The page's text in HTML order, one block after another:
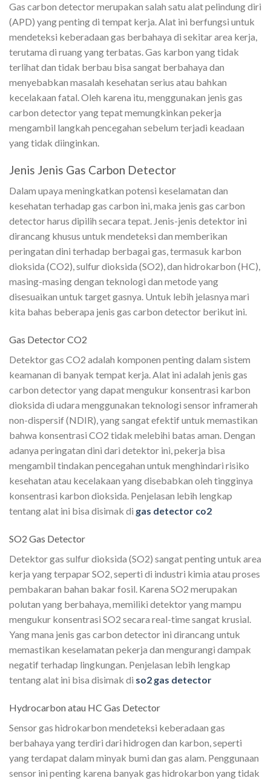
Gas carbon detector merupakan salah satu alat pelindung diri
(APD) yang penting di tempat kerja. Alat ini berfungsi untuk
mendeteksi keberadaan gas berbahaya di sekitar area kerja,
terutama di ruang yang terbatas. Gas karbon yang tidak
terlihat dan tidak berbau bisa sangat berbahaya dan
menyebabkan masalah kesehatan serius atau bahkan
kecelakaan fatal. Oleh karena itu, menggunakan jenis gas
carbon detector yang tepat memungkinkan pekerja
mengambil langkah pencegahan sebelum terjadi keadaan
yang tidak diinginkan.
Jenis Jenis Gas Carbon Detector
Dalam upaya meningkatkan potensi keselamatan dan
kesehatan terhadap gas carbon ini, maka jenis gas carbon
detector harus dipilih secara tepat. Jenis-jenis detektor ini
dirancang khusus untuk mendeteksi dan memberikan
peringatan dini terhadap berbagai gas, termasuk karbon
dioksida (CO2), sulfur dioksida (SO2), dan hidrokarbon (HC),
masing-masing dengan teknologi dan metode yang
disesuaikan untuk target gasnya. Untuk lebih jelasnya mari
kita bahas beberapa jenis gas carbon detector berikut ini.
Gas Detector CO2
Detektor gas CO2 adalah komponen penting dalam sistem
keamanan di banyak tempat kerja. Alat ini adalah jenis gas
carbon detector yang dapat mengukur konsentrasi karbon
dioksida di udara menggunakan teknologi sensor inframerah
non-dispersif (NDIR), yang sangat efektif untuk memastikan
bahwa konsentrasi CO2 tidak melebihi batas aman. Dengan
adanya peringatan dini dari detektor ini, pekerja bisa
mengambil tindakan pencegahan untuk menghindari risiko
kesehatan atau kecelakaan yang disebabkan oleh tingginya
konsentrasi karbon dioksida. Penjelasan lebih lengkap
tentang alat ini bisa disimak di gas detector co2
SO2 Gas Detector
Detektor gas sulfur dioksida (SO2) sangat penting untuk area
kerja yang terpapar SO2, seperti di industri kimia atau proses
pembakaran bahan bakar fosil. Karena SO2 merupakan
polutan yang berbahaya, memiliki detektor yang mampu
mengukur konsentrasi SO2 secara real-time sangat krusial.
Yang mana jenis gas carbon detector ini dirancang untuk
memastikan keselamatan pekerja dan mengurangi dampak
negatif terhadap lingkungan. Penjelasan lebih lengkap
tentang alat ini bisa disimak di so2 gas detector
Hydrocarbon atau HC Gas Detector
Sensor gas hidrokarbon mendeteksi keberadaan gas
berbahaya yang terdiri dari hidrogen dan karbon, seperti
yang terdapat dalam minyak bumi dan gas alam. Penggunaan
sensor ini penting karena banyak gas hidrokarbon yang tidak